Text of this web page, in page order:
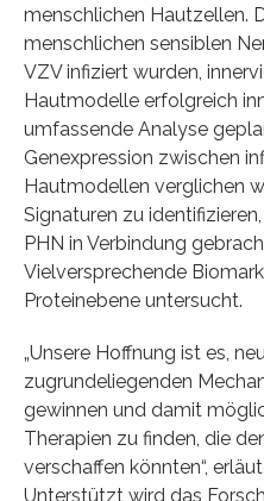
menschlichen Hautzellen.
menschlichen sensiblen
VZV infiziert wurden,
Hautmodelle erfolgreich
umfassende Analyse
Genexpression zwischen
Hautmodellen verglichen
Signaturen zu
PHN in Verbindung
Vielversprechende
Proteinebene untersucht.
„Unsere Hoffnung ist es,
zugrundeliegenden
gewinnen und damit
Therapien zu finden, die
verschaffen könnten“,
Unterstützt wird das